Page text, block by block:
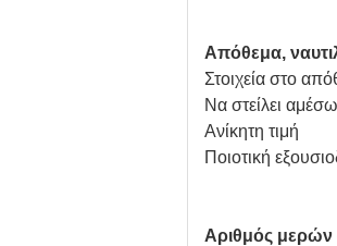
Απόθεμα,
Στοιχεία στο
Να στείλει
Ανίκητη τιμή
Ποιοτική
Αριθμός μερών